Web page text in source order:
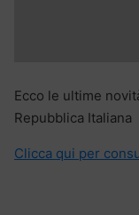
Ecco le ultime
Repubblica Italiana
Clicca qui per